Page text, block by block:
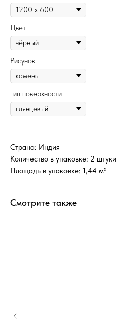
Цвет
Рисунок
Тип поверхности
Страна: Индия
Количество в упаковке: 2 штуки
Площадь в упаковке: 1,44 м²
Смотрите также